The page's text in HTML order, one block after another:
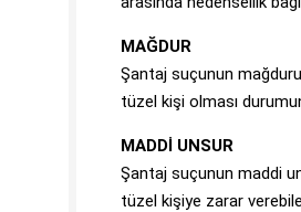
MAĞDUR
Şantaj suçunun
tüzel kişi olması
MADDİ UNSUR
Şantaj suçunun maddi
tüzel kişiye zarar